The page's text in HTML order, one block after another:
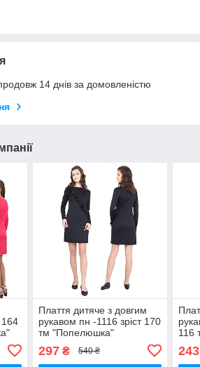
14 днів за домовленістю
164
Плаття дитяче з довгим
рукавом пн -1116 зріст 170
тм "Попелюшка"
297₴ 540 ₴
116
243